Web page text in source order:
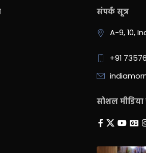
संपर्क सूत्र
A-9, 10,
+91
सोशल